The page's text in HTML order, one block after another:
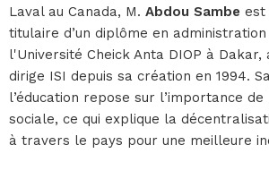
Laval au Canada, M. Abdou Sambe est
titulaire d’un diplôme en
l'Université Cheick Anta DIOP à Dakar,
dirige ISI depuis sa création en 1994.
l’éducation repose sur l’importance
sociale, ce qui explique la
à travers le pays pour une meilleure